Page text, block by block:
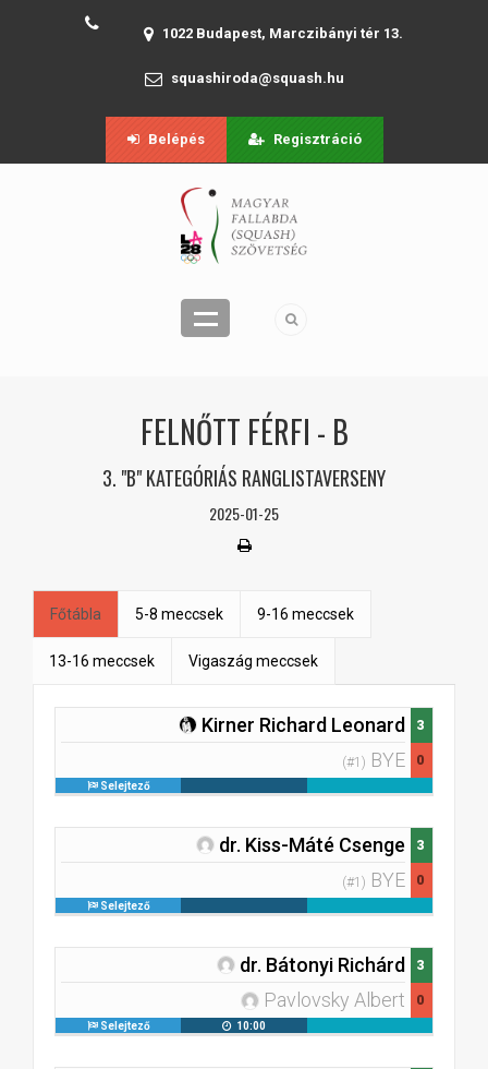
1022 Budapest, Marczibányi tér 13.
squashiroda@squash.hu
Belépés Regisztráció
FELNŐTT FÉRFI - B
3. "B" KATEGÓRIÁS RANGLISTAVERSENY
2025-01-25
Főtábla 5-8 meccsek 9-16 meccsek
13-16 meccsek Vigaszág meccsek
Kirner Richard Leonard
(#1) BYE
3
0
Selejtező
dr. Kiss-Máté Csenge
(#1) BYE
3
0
Selejtező
dr. Bátonyi Richárd
Pavlovsky Albert
3
0
Selejtező 10:00